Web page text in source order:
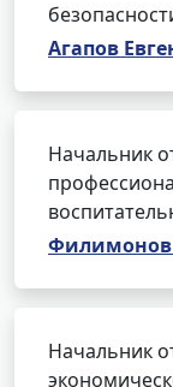
Агапов
Начальник
Начальник